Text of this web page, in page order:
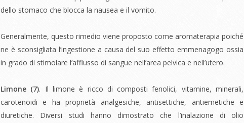
dello stomaco che blocca la nausea e il vomito.
Generalmente, questo rimedio viene proposto come aromaterapia poiché
ne è sconsigliata l’ingestione a causa del suo effetto emmenagogo ossia
in grado di stimolare l’afflusso di sangue nell’area pelvica e nell’utero.
Limone (7). Il limone è ricco di composti fenolici, vitamine, minerali,
carotenoidi e ha proprietà analgesiche, antisettiche, antiemetiche e
diuretiche. Diversi studi hanno dimostrato che l’inalazione di olio